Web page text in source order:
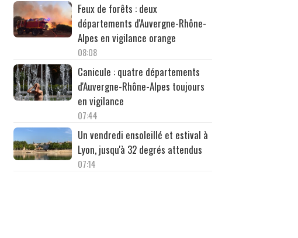
Feux de forêts : deux
départements d'Auvergne-Rhône-
Alpes en vigilance orange
08:08
Canicule : quatre départements
d'Auvergne-Rhône-Alpes toujours
en vigilance
07:44
Un vendredi ensoleillé et estival à
Lyon, jusqu'à 32 degrés attendus
07:14